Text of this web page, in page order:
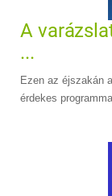
A
...
Ezen az éjszakán
érdekes